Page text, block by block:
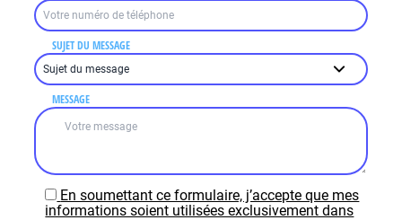
SUJET DU MESSAGE
MESSAGE
En soumettant ce formulaire, j’accepte que mes
informations soient utilisées exclusivement dans